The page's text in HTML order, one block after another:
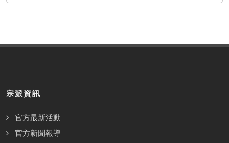
宗派資訊
官方最新活動
官方新聞報導